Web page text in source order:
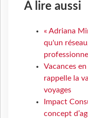
À lire aussi
« Adriana
qu'un
Vacances
rappelle la
voyages
Impact
concept